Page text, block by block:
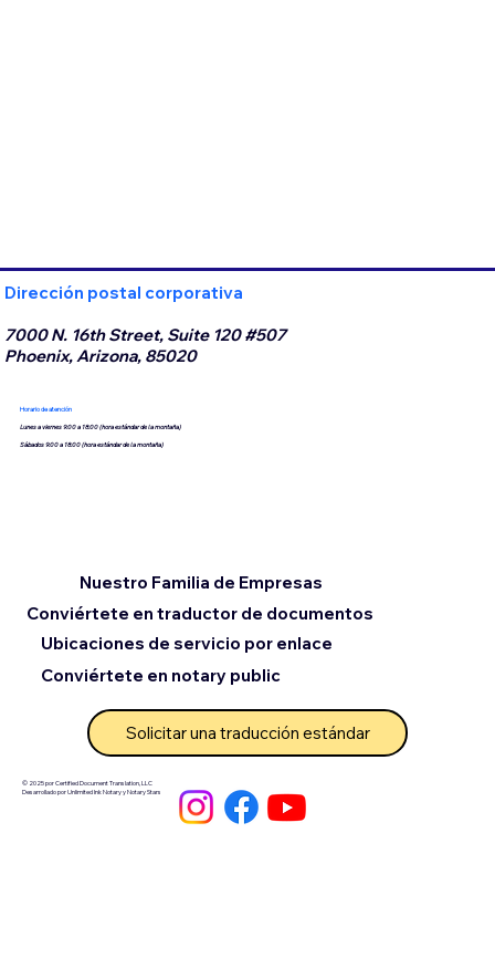
Dirección postal corporativa
7000 N. 16th Street, Suite 120 #507
Phoenix, Arizona, 85020
Horario de atención
Lunes a viernes 9:00 a 18:00 (hora estándar de la montaña)
Sábados 9:00 a 18:00 (hora estándar de la montaña)
© 2025 por Certified Document Translation, LLC
Desarrollado por Unlimited Ink Notary y Notary Stars
Conviértete en traductor de documentos
Ubicaciones de servicio por enlace
Nuestro Familia de Empresas
Conviértete en notary public
Solicitar una traducción estándar